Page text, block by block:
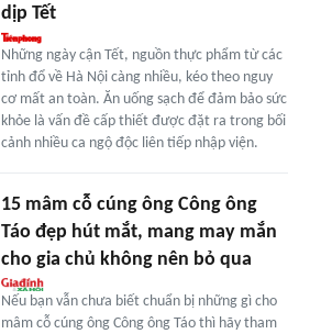
dịp Tết
Những ngày cận Tết, nguồn thực phẩm từ các
tỉnh đổ về Hà Nội càng nhiều, kéo theo nguy
cơ mất an toàn. Ăn uống sạch để đảm bảo sức
khỏe là vấn đề cấp thiết được đặt ra trong bối
cảnh nhiều ca ngộ độc liên tiếp nhập viện.
15 mâm cỗ cúng ông Công ông
Táo đẹp hút mắt, mang may mắn
cho gia chủ không nên bỏ qua
Nếu bạn vẫn chưa biết chuẩn bị những gì cho
mâm cỗ cúng ông Công ông Táo thì hãy tham